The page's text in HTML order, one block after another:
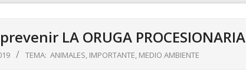
LA ORUGA PROCESIONARIA
TEMA: ANIMALES, IMPORTANTE, MEDIO AMBIENTE